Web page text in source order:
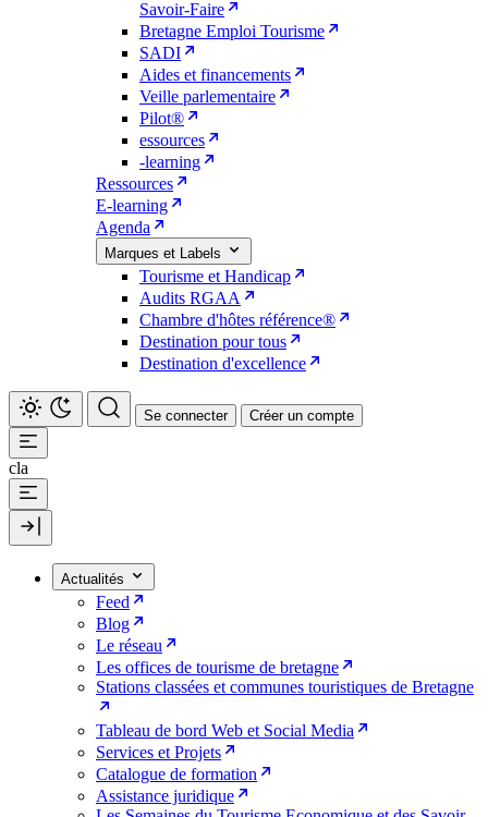
Savoir-Faire
Bretagne Emploi Tourisme
SADI
Aides et financements
Veille parlementaire
Pilot®
essources
-learning
Ressources
E-learning
Agenda
Marques et Labels
Tourisme et Handicap
Audits RGAA
Chambre d'hôtes référence®
Destination pour tous
Destination d'excellence
Se connecter Créer un compte
cla
Actualités
Feed
Blog
Le réseau
Les offices de tourisme de bretagne
Stations classées et communes touristiques de Bretagne
Tableau de bord Web et Social Media
Services et Projets
Catalogue de formation
Assistance juridique